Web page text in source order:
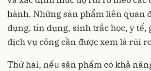
hành. Những sản phẩm liên quan
dụng, tín dụng, sinh trắc học, y tế,
dịch vụ công cần được xem là rủi
Thứ hai, nếu sản phẩm có khả